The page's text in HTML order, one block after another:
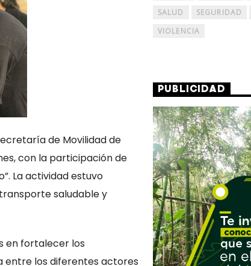
de Movilidad de
con la participación de
La actividad estuvo
saludable y
en fortalecer los
entre los diferentes actores
SALUD
SEGURIDAD
VIOLENCIA
PUBLICIDAD